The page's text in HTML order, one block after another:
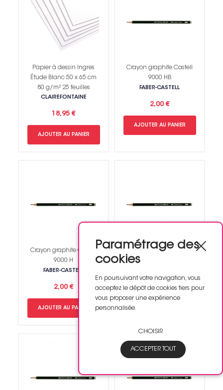
Papier à dessin Ingres
Étude Blanc 50 x 65 cm
80 g/m² 25 feuilles
CLAIREFONTAINE
18,95 €
AJOUTER AU PANIER
Crayon graphite Castell
9000 HB
FABER-CASTELL
2,00 €
AJOUTER AU PANIER
Crayon graphite Castell
9000 H
FABER-CASTELL
2,00 €
AJOUTER AU PANIER
Crayon graphite Castell
2,00 €
AJOUTER AU PANIER
Paramétrage des
cookies
En poursuivant votre navigation, vous
acceptez le dépôt de cookies tiers pour
vous proposer une expérience
personnalisée.
CHOISIR
ACCEPTER TOUT